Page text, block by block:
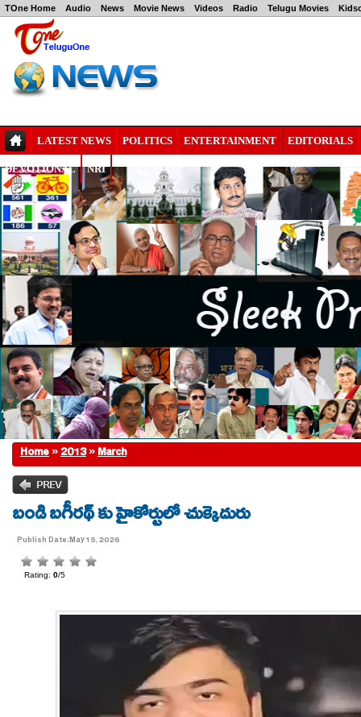
TOne Home Audio News Movie News Videos Radio Telugu Movies
LATEST NEWS POLITICS ENTERTAINMENT EDITORIALS
DEVOTIONAL NRI
Home»2013»March
బండి బగీరథ్ కు హైకోర్టులో చుక్కెదురు
Publish Date:May 15, 2026